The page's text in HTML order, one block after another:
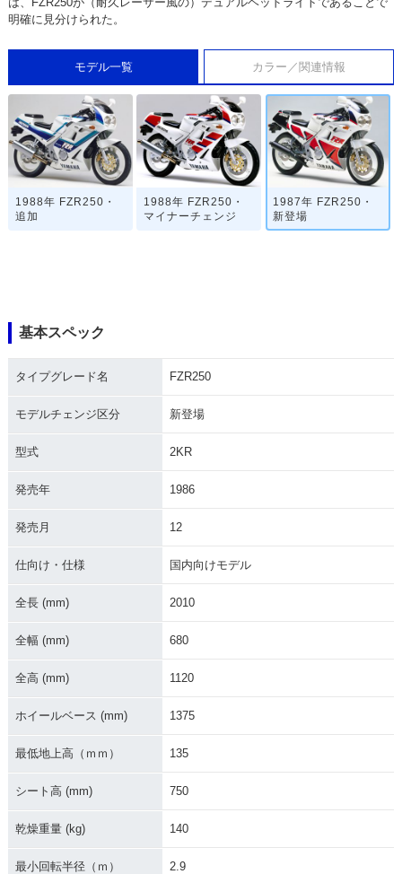
明確に見分けられた。
モデル一覧 カラー／関連情報
1988年 FZR250・
追加
1988年 FZR250・
マイナーチェンジ
1987年 FZR250・
新登場
基本スペック
タイプグレード名 FZR250
モデルチェンジ区分 新登場
型式 2KR
発売年 1986
発売月 12
仕向け・仕様 国内向けモデル
全長 (mm) 2010
全幅 (mm) 680
全高 (mm) 1120
ホイールベース (mm) 1375
最低地上高（ｍｍ） 135
シート高 (mm) 750
乾燥重量 (kg) 140
最小回転半径（ｍ） 2.9